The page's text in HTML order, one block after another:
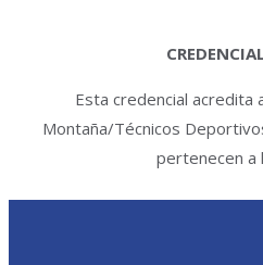
Esta credencial acredita
Montaña/Técnicos
pertenecen a